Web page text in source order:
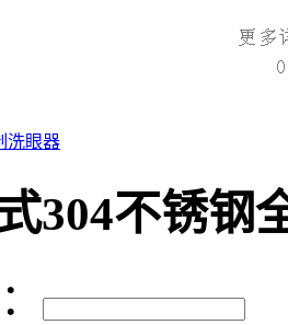
洗眼器
304不锈钢